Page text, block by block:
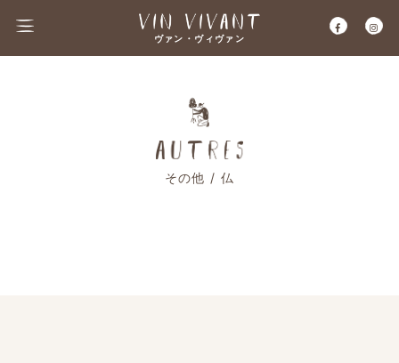
ヴァン・ヴィヴァン
その他 / 仏